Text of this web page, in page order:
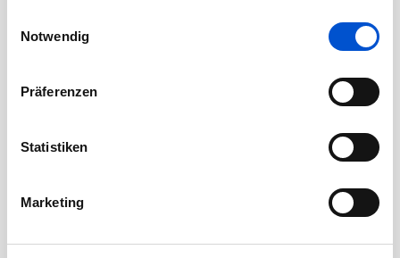
Notwendig
Präferenzen
Statistiken
Marketing
Februar 2020
Dezember 2019
Oktober 2019
August 2019